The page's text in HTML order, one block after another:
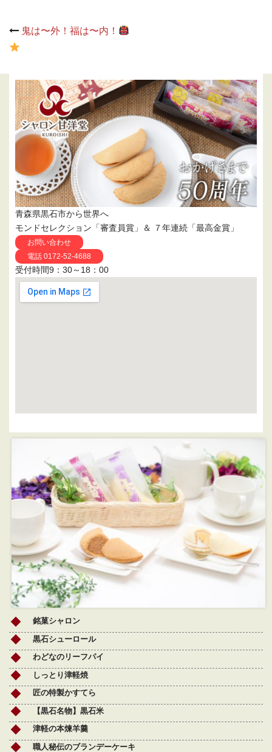
Post
navigation
鬼は〜外！福は〜内！
青森県黒石市から世界へ
モンドセレクション「審査員賞」＆ ７年連続「最高金賞」
お問い合わせ
電話 0172-52-4688
受付時間9：30～18：00
銘菓シャロン
黒石シューロール
わどなのリーフパイ
しっとり津軽焼
匠の特製かすてら
【黒石名物】黒石米
津軽の本煉羊羹
職人秘伝のブランデーケーキ